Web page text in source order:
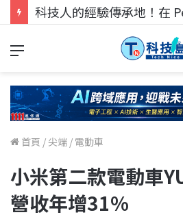
首頁 /尖端 / 電動車
小米第二款電動車
營收年增31%